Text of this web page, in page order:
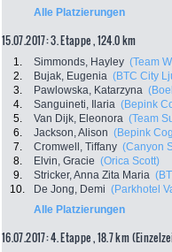
Alle Platzierungen
15.07.2017: 3. Etappe , 124.0 km
1. Simmonds, Hayley (Team
2.
Bujak, Eugenia (BTC City
3.
Pawlowska, Katarzyna
4.
Sanguineti, Ilaria (Bepink
5.
Van Dijk, Eleonora (Team
6.
Jackson, Alison (Bepink
7.
Cromwell, Tiffany (Canyon
8.
Elvin, Gracie (Orica Scott)
9.
Stricker, Anna Zita Maria
10.
De Jong, Demi (Parkhotel
Alle Platzierungen
16.07.2017: 4. Etappe , 18.7 km